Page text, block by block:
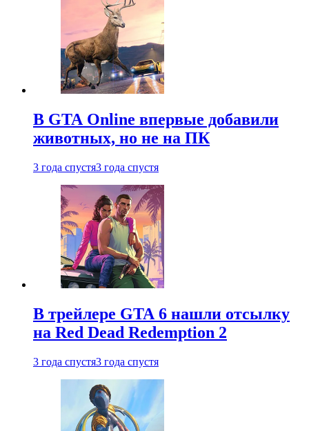
В GTA Online впервые добавили
животных, но не на ПК
3 года спустя3 года спустя
В трейлере GTA 6 нашли отсылку
на Red Dead Redemption 2
3 года спустя3 года спустя